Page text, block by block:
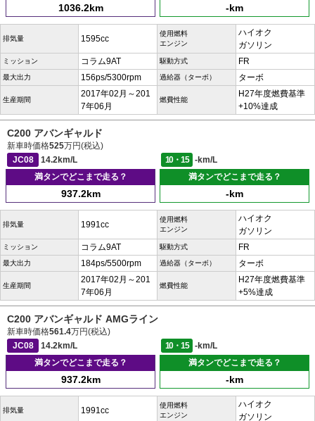
1036.2km -km
排気量 1595cc
使用燃料
エンジン
ハイオク
ガソリン
ミッション コラム9AT 駆動方式 FR
最大出力 156ps/5300rpm 過給器（ターボ） ターボ
生産期間
2017年02月～201
7年06月
燃費性能
H27年度燃費基準
+10%達成
C200 アバンギャルド
新車時価格525万円(税込)
JC08
14.2km/L 10・15
-km/L
満タンでどこまで走る？
937.2km
満タンでどこまで走る？
-km
排気量 1991cc
使用燃料
エンジン
ハイオク
ガソリン
ミッション コラム9AT 駆動方式 FR
最大出力 184ps/5500rpm 過給器（ターボ） ターボ
生産期間
2017年02月～201
7年06月
燃費性能
H27年度燃費基準
+5%達成
C200 アバンギャルド AMGライン
新車時価格561.4万円(税込)
JC08
14.2km/L 10・15
-km/L
満タンでどこまで走る？
937.2km
満タンでどこまで走る？
-km
排気量 1991cc
使用燃料
エンジン
ハイオク
ガソリン